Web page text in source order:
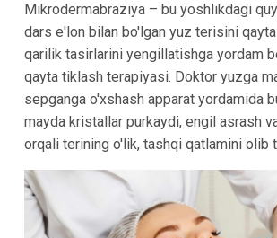
Mikrodermabraziya – bu yoshlikdagi
dars e'lon bilan bo'lgan yuz terisini
qarilik tasirlarini yengillatishga yordam
qayta tiklash terapiyasi. Doktor yuzga
sepganga o'xshash apparat yordamida
mayda kristallar purkaydi, engil asrash
orqali terining o'lik, tashqi qatlamini olib